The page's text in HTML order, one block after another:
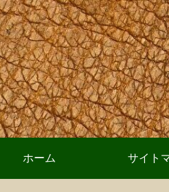
ホーム サイト